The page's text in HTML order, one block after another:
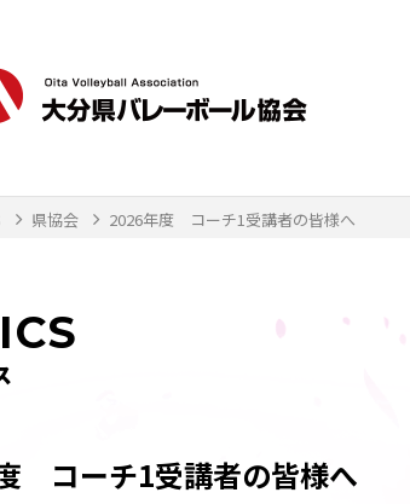
県協会 2026年度 コーチ1受講者の皆様へ
コーチ1受講者の皆様へ